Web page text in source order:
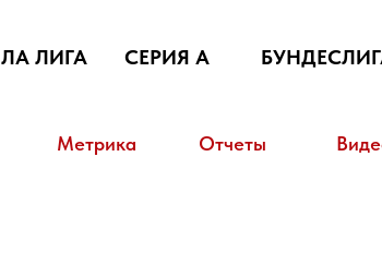
Метрика Отчеты
ЛА ЛИГА СЕРИЯ А